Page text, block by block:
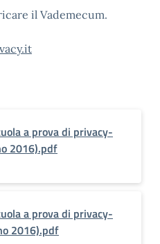
il Vademecum.
a prova di privacy-
2016).pdf
a prova di privacy-
2016).pdf